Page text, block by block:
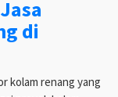
di
kolam renang yang